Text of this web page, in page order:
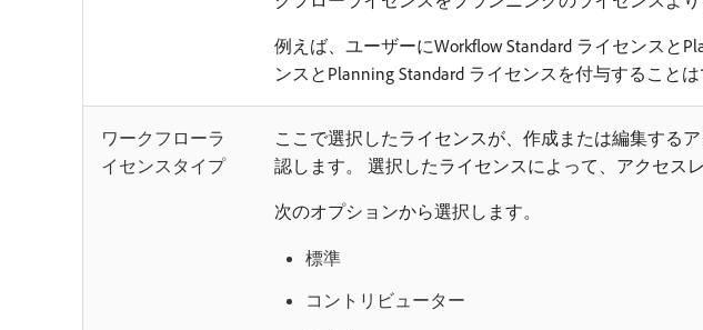
例えば、ユーザーにWorkflow Standard ライセンスと
ンスとPlanning Standard ライセンスを付与することは
ワークフローラ
イセンスタイプ
ここで選択したライセンスが、作成または編集する
認します。 選択したライセンスによって、アクセス
次のオプションから選択します。
標準
コントリビューター